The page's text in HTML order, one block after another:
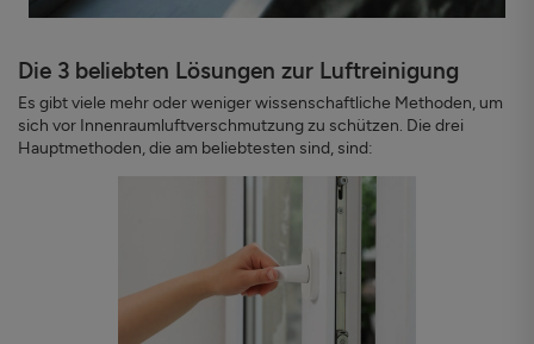
Die 3 beliebten Lösungen zur Luftreinigung
Es gibt viele mehr oder weniger wissenschaftliche Methoden, um
sich vor Innenraumluftverschmutzung zu schützen. Die drei
Hauptmethoden, die am beliebtesten sind, sind: